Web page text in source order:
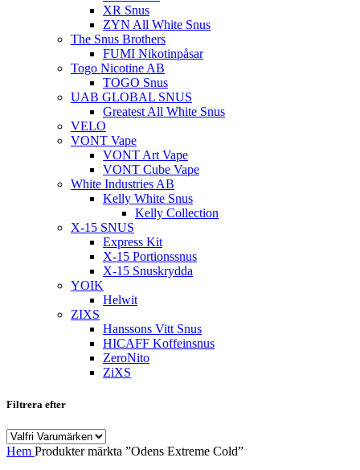
XR Snus
ZYN All White Snus
The Snus Brothers
FUMI Nikotinpåsar
Togo Nicotine AB
TOGO Snus
UAB GLOBAL SNUS
Greatest All White Snus
VELO
VONT Vape
VONT Art Vape
VONT Cube Vape
White Industries AB
Kelly White Snus
Kelly Collection
X-15 SNUS
Express Kit
X-15 Portionssnus
X-15 Snuskrydda
YOIK
Helwit
ZIXS
Hanssons Vitt Snus
HICAFF Koffeinsnus
ZeroNito
ZiXS
Filtrera efter
Hem Produkter märkta ”Odens Extreme Cold”